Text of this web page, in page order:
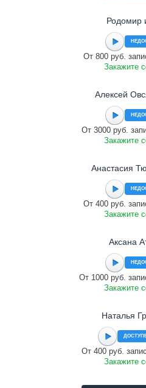
Родомир
От 800 руб.
Закажите
Алексей
От 3000 руб.
Закажите
Анастасия
От 400 руб.
Закажите
Аксана
От 1000 руб.
Закажите
Наталья
От 400 руб.
Закажите